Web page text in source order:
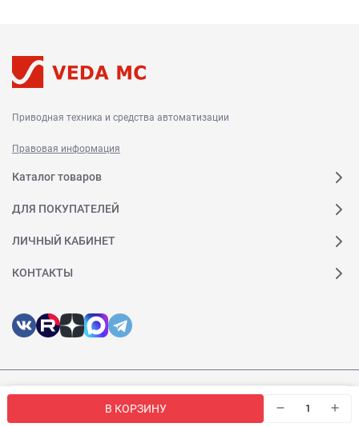
В КОРЗИНУ
Приводная техника и средства автоматизации
Правовая информация
Каталог товаров
ДЛЯ ПОКУПАТЕЛЕЙ
ЛИЧНЫЙ КАБИНЕТ
КОНТАКТЫ
© 2026 Веда МК. Все права защищены OK